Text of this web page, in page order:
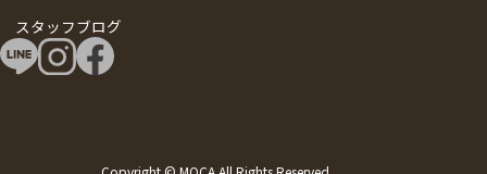
スタッフブログ